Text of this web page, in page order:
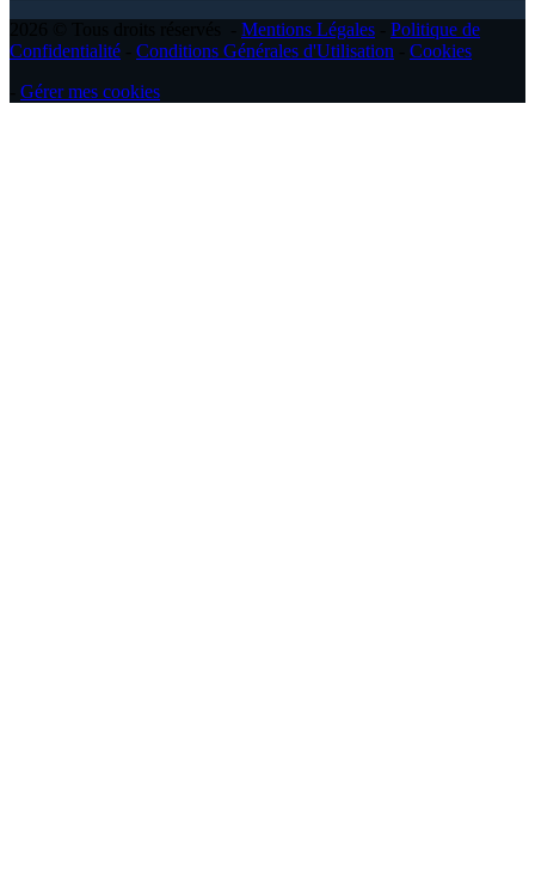
Mentions Légales
Politique de
Confidentialité
Conditions Générales d'Utilisation
Cookies
Gérer mes cookies